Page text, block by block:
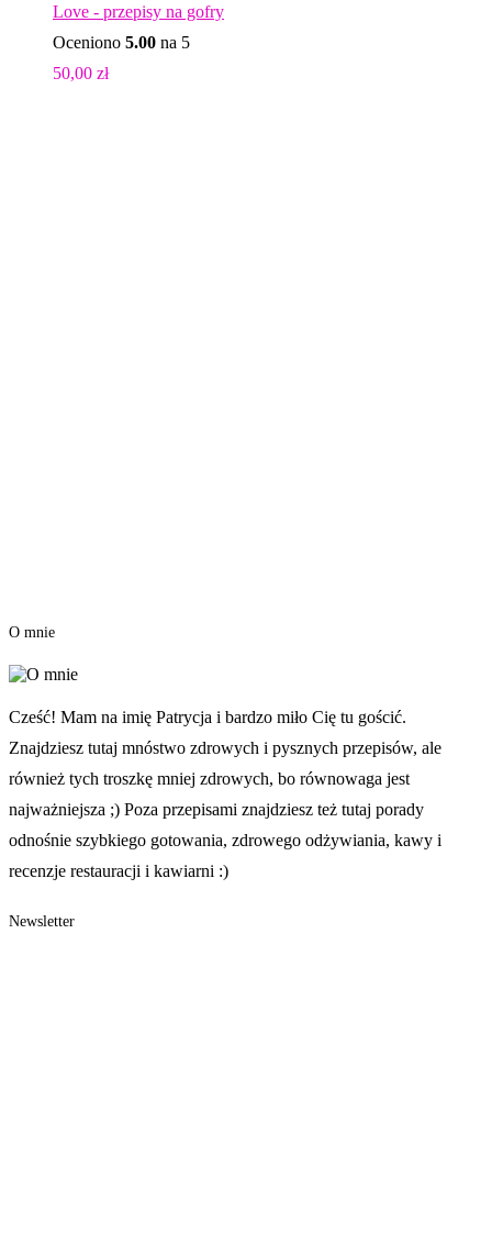
Love - przepisy na gofry
Oceniono 5.00 na 5
50,00 zł
O mnie
Cześć! Mam na imię Patrycja i bardzo miło Cię tu gościć.
Znajdziesz tutaj mnóstwo zdrowych i pysznych przepisów, ale
również tych troszkę mniej zdrowych, bo równowaga jest
najważniejsza ;) Poza przepisami znajdziesz też tutaj porady
odnośnie szybkiego gotowania, zdrowego odżywiania, kawy i
recenzje restauracji i kawiarni :)
Newsletter